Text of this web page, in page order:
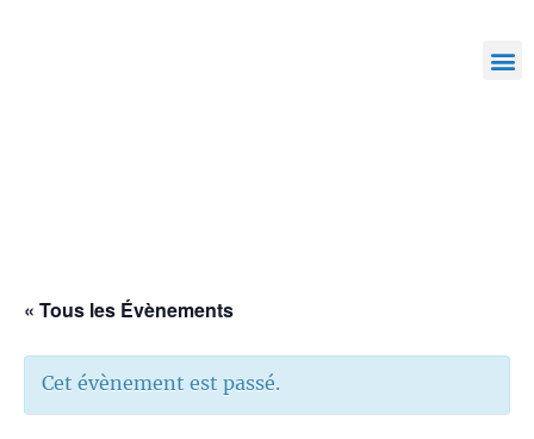
« Tous les Évènements
Cet évènement est passé.